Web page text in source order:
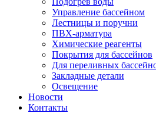
Управление бассейном
Лестницы и поручни
ПВХ-арматура
Химические реагенты
Покрытия для бассейнов
Для переливных
Закладные детали
Освещение
Новости
Контакты